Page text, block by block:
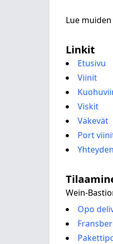
Lue
Linkit
Etusivu
Viinit
Viskit
Väkevät
Port
Wein-
Opo